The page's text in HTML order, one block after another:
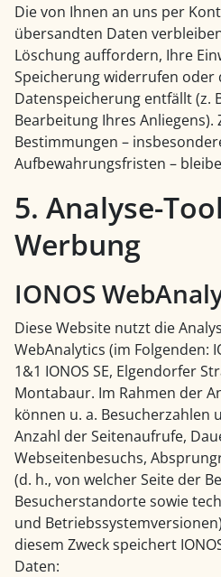
Die von Ihnen an uns per
übersandten Daten
Löschung auffordern, Ihre
Speicherung widerrufen oder
Datenspeicherung entfällt (z.
Bearbeitung Ihres Anliegens).
Bestimmungen –
Aufbewahrungsfristen –
5. Analyse-
Werbung
IONOS
Diese Website nutzt die
WebAnalytics (im Folgenden:
1&1 IONOS SE, Elgendorfer
Montabaur. Im Rahmen der
können u. a. Besucherzahlen
Anzahl der Seitenaufrufe,
Webseitenbesuchs,
(d. h., von welcher Seite der
Besucherstandorte sowie
und
diesem Zweck speichert
Daten: